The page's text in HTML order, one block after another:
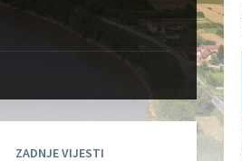
ZADNJE VIJESTI